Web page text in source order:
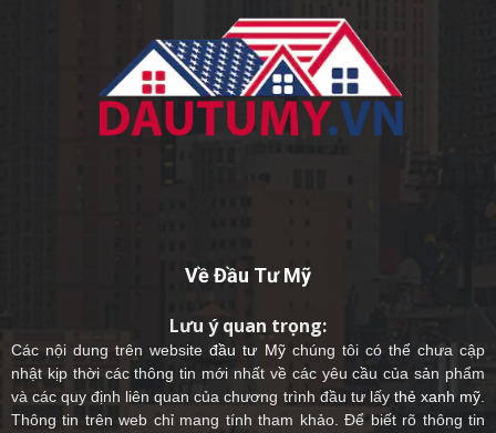
Về Đầu Tư Mỹ
Lưu ý quan trọng:
Các nội dung trên websiteđầu tư Mỹchúng tôi có thể chưa cập
nhật kịp thời các thông tin mới nhất về các yêu cầu của sản phẩm
và các quy định liên quan của chương trình đầu tư lấy thẻ xanh mỹ
Thông tin trên web chỉ mang tính tham khảo. Để biết rõ thông tin